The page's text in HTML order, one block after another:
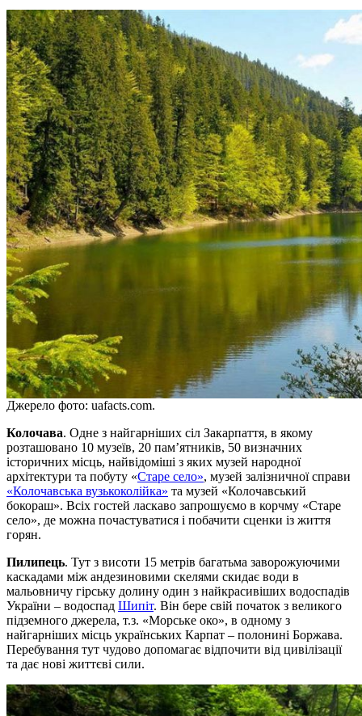
Джерело фото: uafacts.com.
Колочава. Одне з найгарніших сіл Закарпаття, в якому
розташовано 10 музеїв, 20 пам’ятників, 50 визначних
історичних місць, найвідоміші з яких музей народної
архітектури та побуту «Старе село», музей залізничної справи
«Колочавська вузькоколійка» та музей «Колочавський
бокораш». Всіх гостей ласкаво запрошуємо в корчму «Старе
село», де можна почастуватися і побачити сценки із життя
горян.
Пилипець. Тут з висоти 15 метрів багатьма заворожуючими
каскадами між андезиновими скелями скидає води в
мальовничу гірську долину один з найкрасивіших водоспадів
України – водоспад Шипіт. Він бере свій початок з великого
підземного джерела, т.з. «Морське око», в одному з
найгарніших місць українських Карпат – полонині Боржава.
Перебування тут чудово допомагає відпочити від цивілізації
та дає нові життєві сили.